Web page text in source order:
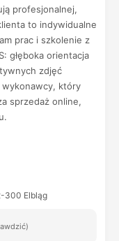
profesjonalnej,
to indywidualne
prac i szkolenie z
głęboka orientacja
zdjęć
który
sprzedaż online,
300 Elbląg